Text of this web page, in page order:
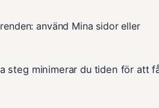
använd Mina sidor eller
steg minimerar du tiden för att